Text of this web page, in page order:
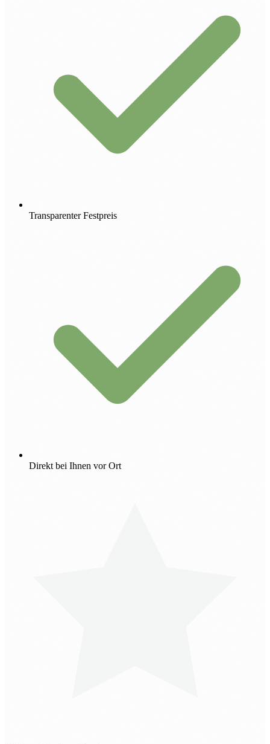
Transparenter Festpreis
Direkt bei Ihnen vor Ort